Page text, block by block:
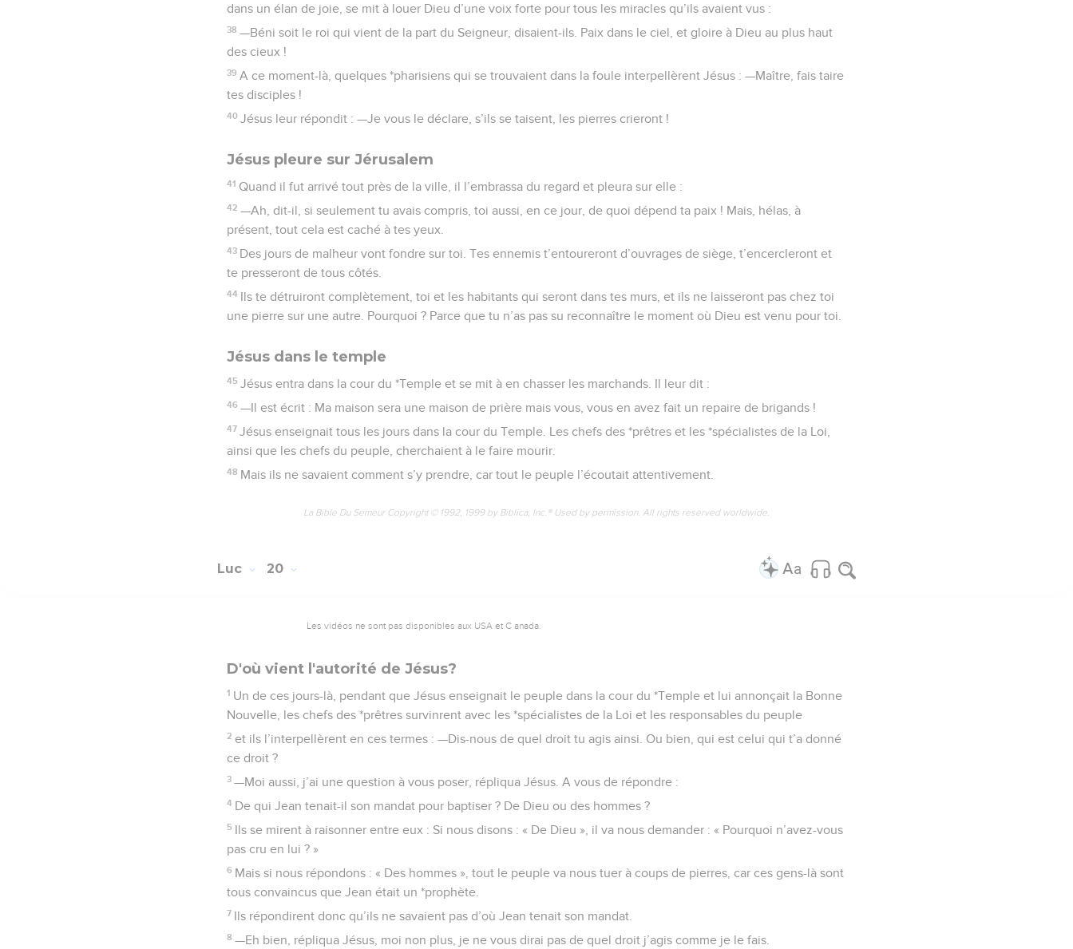
dans un élan de joie, se mit à louer Dieu d’une voix forte pour tous les miracles qu’ils avaient vus :
38 —Béni soit le roi qui vient de la part du Seigneur, disaient-ils. Paix dans le ciel, et gloire à Dieu au plus haut
des cieux !
39 A ce moment-là, quelques *pharisiens qui se trouvaient dans la foule interpellèrent Jésus : —Maître, fais taire
tes disciples !
40 Jésus leur répondit : —Je vous le déclare, s’ils se taisent, les pierres crieront !
Jésus pleure sur Jérusalem
41 Quand il fut arrivé tout près de la ville, il l’embrassa du regard et pleura sur elle :
42 —Ah, dit-il, si seulement tu avais compris, toi aussi, en ce jour, de quoi dépend ta paix ! Mais, hélas, à
présent, tout cela est caché à tes yeux.
43 Des jours de malheur vont fondre sur toi. Tes ennemis t’entoureront d’ouvrages de siège, t’encercleront et
te presseront de tous côtés.
44 Ils te détruiront complètement, toi et les habitants qui seront dans tes murs, et ils ne laisseront pas chez toi
une pierre sur une autre. Pourquoi ? Parce que tu n’as pas su reconnaître le moment où Dieu est venu pour toi.
Jésus dans le temple
45 Jésus entra dans la cour du *Temple et se mit à en chasser les marchands. Il leur dit :
46 —Il est écrit : Ma maison sera une maison de prière mais vous, vous en avez fait un repaire de brigands !
47 Jésus enseignait tous les jours dans la cour du Temple. Les chefs des *prêtres et les *spécialistes de la Loi,
ainsi que les chefs du peuple, cherchaient à le faire mourir.
48 Mais ils ne savaient comment s’y prendre, car tout le peuple l’écoutait attentivement.
La Bible Du Semeur Copyright © 1992, 1999 by Biblica, Inc.® Used by permission. All rights reserved worldwide.
Luc 20
Les vidéos ne sont pas disponibles aux USA et C anada.
D'où vient l'autorité de Jésus?
1 Un de ces jours-là, pendant que Jésus enseignait le peuple dans la cour du *Temple et lui annonçait la Bonne
Nouvelle, les chefs des *prêtres survinrent avec les *spécialistes de la Loi et les responsables du peuple
2 et ils l’interpellèrent en ces termes : —Dis-nous de quel droit tu agis ainsi. Ou bien, qui est celui qui t’a donné
ce droit ?
3 —Moi aussi, j’ai une question à vous poser, répliqua Jésus. A vous de répondre :
4 De qui Jean tenait-il son mandat pour baptiser ? De Dieu ou des hommes ?
5 Ils se mirent à raisonner entre eux : Si nous disons : « De Dieu », il va nous demander : « Pourquoi n’avez-vous
pas cru en lui ? »
6 Mais si nous répondons : « Des hommes », tout le peuple va nous tuer à coups de pierres, car ces gens-là sont
tous convaincus que Jean était un *prophète.
7 Ils répondirent donc qu’ils ne savaient pas d’où Jean tenait son mandat.
8 —Eh bien, répliqua Jésus, moi non plus, je ne vous dirai pas de quel droit j’agis comme je le fais.